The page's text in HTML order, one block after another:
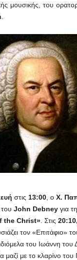
μουσικής, του
στις 13:00 , ο Χ.
John Debney για
the Christ» . Στις 20:10,
τον «Επιτάφιο»
του Ιωάννη
μαζί με το κλαρίνο